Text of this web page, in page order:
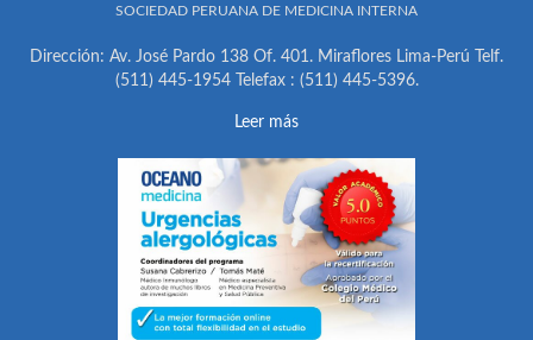
SOCIEDAD PERUANA DE MEDICINA INTERNA
Dirección: Av. José Pardo 138 Of. 401. Miraflores Lima-Perú Telf.
(511) 445-1954 Telefax : (511) 445-5396.
Leer más